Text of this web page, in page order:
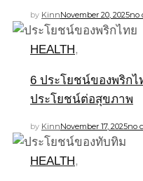
by KinnNovember 20, 2025no
HEALTH,
6 ประโยชน์ของพริกไ
ประโยชน์ต่อสุขภาพ
by KinnNovember 17, 2025no
HEALTH,